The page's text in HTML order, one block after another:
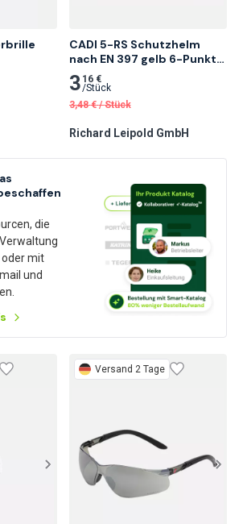
die
mit
und
CADI 5-RS Schutzhelm
nach EN 397 gelb 6-Punkt-
Innenausstattung 1 Stk.
3 16 €
/Stück
3,48 € /Stück
Richard Leipold GmbH
Versand 2 Tage